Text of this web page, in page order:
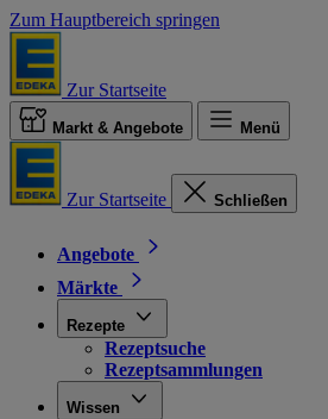
Zum Hauptbereich springen
Zur Startseite
Markt & Angebote Menü
Zur Startseite Schließen
Angebote
Märkte
Rezepte
Rezeptsuche
Rezeptsammlungen
Wissen